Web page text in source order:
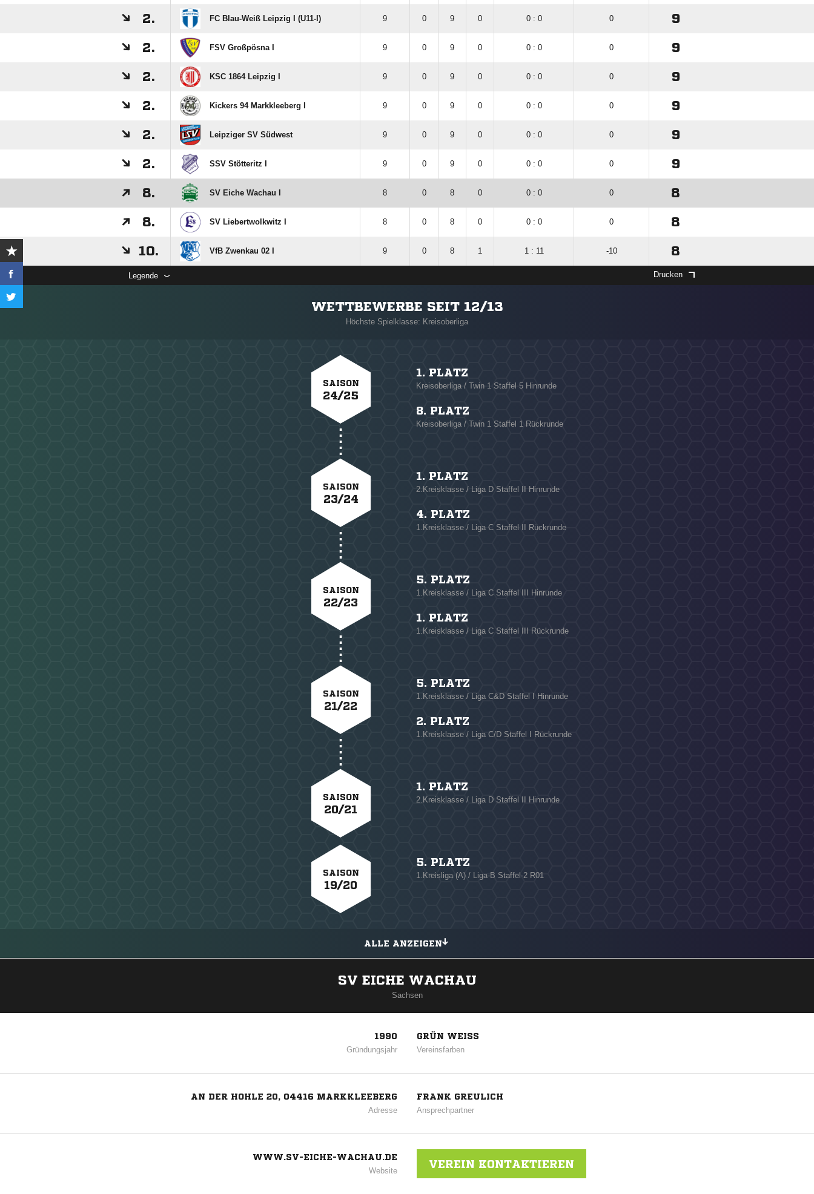
2. FC Blau-Weiß Leipzig I (U11-I) 9 0 9 0 0 : 0 0 9
2. FSV Großpösna I 9 0 9 0 0 : 0 0 9
2. KSC 1864 Leipzig I 9 0 9 0 0 : 0 0 9
2. Kickers 94 Markkleeberg I 9 0 9 0 0 : 0 0 9
2. Leipziger SV Südwest 9 0 9 0 0 : 0 0 9
2. SSV Stötteritz I 9 0 9 0 0 : 0 0 9
8. SV Eiche Wachau I 8 0 8 0 0 : 0 0 8
8. SV Liebertwolkwitz I 8 0 8 0 0 : 0 0 8
10. VfB Zwenkau 02 I 9 0 8 1 1 : 11 -10 8
Legende Drucken
WETTBEWERBE SEIT 12/13
Höchste Spielklasse: Kreisoberliga
SAISON
24/25
1. PLATZ
Kreisoberliga / Twin 1 Staffel 5 Hinrunde
8. PLATZ
Kreisoberliga / Twin 1 Staffel 1 Rückrunde
SAISON
23/24
1. PLATZ
2.Kreisklasse / Liga D Staffel II Hinrunde
4. PLATZ
1.Kreisklasse / Liga C Staffel II Rückrunde
SAISON
22/23
5. PLATZ
1.Kreisklasse / Liga C Staffel III Hinrunde
1. PLATZ
1.Kreisklasse / Liga C Staffel III Rückrunde
SAISON
21/22
5. PLATZ
1.Kreisklasse / Liga C&D Staffel I Hinrunde
2. PLATZ
1.Kreisklasse / Liga C/D Staffel I Rückrunde
SAISON
20/21
1. PLATZ
2.Kreisklasse / Liga D Staffel II Hinrunde
SAISON
19/20
5. PLATZ
1.Kreisliga (A) / Liga-B Staffel-2 R01
ALLE ANZEIGEN
SV EICHE WACHAU
Sachsen
1990
Gründungsjahr
GRÜN WEISS
Vereinsfarben
AN DER HOHLE 20, 04416 MARKKLEEBERG
Adresse
FRANK GREULICH
Ansprechpartner
WWW.SV-EICHE-WACHAU.DE
Website
VEREIN KONTAKTIEREN